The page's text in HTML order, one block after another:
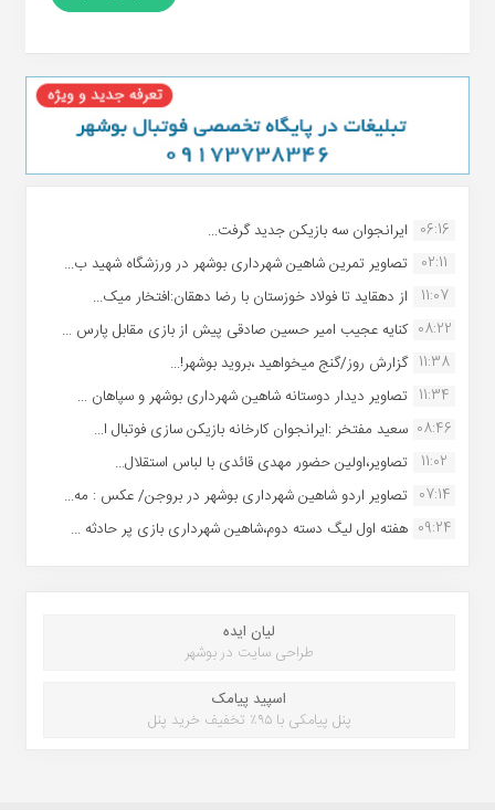
06:16 ایرانجوان سه بازیکن جدید گرفت...
02:11
تصاویر تمرین شاهین شهردارى بوشهر در ورزشگاه شهید ب...
11:07
از دهقاید تا فولاد خوزستان با رضا دهقان:افتخار میک...
08:22 کنایه عجیب امیر حسین صادقی پیش از بازی مقابل پارس ...
11:38 گزارش روز/گنج میخواهید ،بروید بوشهر!...
11:34 تصاویر دیدار دوستانه شاهین شهردارى بوشهر و سپاهان ...
08:46 سعید مفتخر :ایرانجوان کارخانه بازیکن سازی فوتبال ا...
11:02
تصاویر،اولین حضور مهدی قائدی با لباس استقلال...
07:14 تصاویر اردو شاهین شهرداری بوشهر در بروجن/ عکس : مه...
09:24 هفته اول لیگ دسته دوم،شاهین شهرداری بازی پر حادثه ...
لیان ایده
طراحی سایت در بوشهر
اسپید پیامک
پنل پیامکی با ۹۵٪ تخفیف خرید پنل